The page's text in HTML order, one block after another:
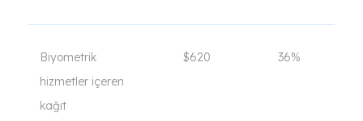
Biyometrik
hizmetler içeren
kağıt
$620 36%